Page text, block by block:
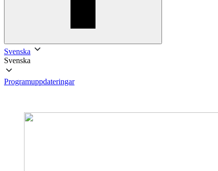
Svenska
Svenska
Programuppdateringar